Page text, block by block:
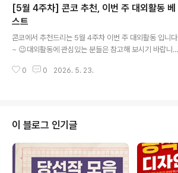
2026년 문화PD 24기 모집✔ 제14회 장관포럼 의전 서
포터즈 모집✔ 진라면 진앤지니 18기 고투 진! (Go-To Ji
n!) 모집✔ 청년이 만들어가는 건강한 세상, 유한양행 ✔ 쉬
메릭 서포터즈 모집✔ 2026년 디지털정부 국제개발협력
하시면 확인하실 수 있습니다. 자세한 내용은 콘테스트코
[5월 4주차] 콘코 추천, 이번 주 대외활동 베
스트
콘코에서 추천드리는 5월 4주차 이번 주 대외활동 입니다
~ 😉대외활동에 관심있는 분들은 참고해 보시기 바랍니
단✔ 2026년 하계 중국 항저우(Hángzhōu) 편✔ [구로
비지원] 비전공자도 가능한 AI 활용 개발자 취업연계 교육
안내✔ 제16회 겨레얼살리기 전국 고등학생 토론대회 국
민참여 심사위원 모집✔ 2026 건강보험심사평가원 글로
벌 기자단 모집✔ '비건·클린뷰티페어' 서포터즈 | 비클즈
모집​* 자세한 내용은 뉴스카드를 클릭하시면 확인하실 수
0 0 2026. 5. 23.
이 블로그 인기글